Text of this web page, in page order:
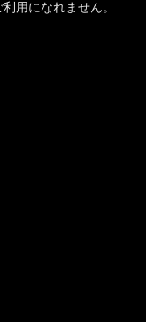
用になれません。